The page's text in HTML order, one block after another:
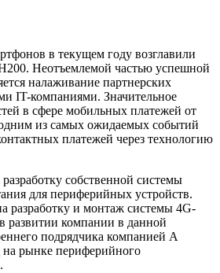
в текущем году возглавили
Неотъемлемой частью успешной
налаживание партнерских
IT-компаниями. Значительное
в сфере мобильных платежей от
из самых ожидаемых событий
платежей через технологию
собственной системы
для периферийных устройств.
разработку и монтаж системы 4G-
развитии компании в данной
подрядчика компанией A
на рынке периферийного